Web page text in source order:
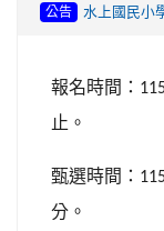
公告 水上國民小
報名時間：
止。
甄選時間：
分。